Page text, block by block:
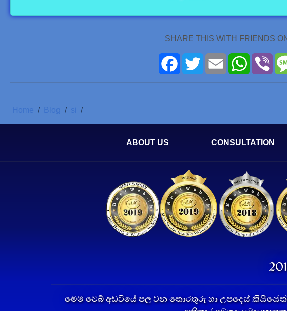
SHARE THIS WITH FRIENDS
FacebookTwitterEmail WhatsApp
Home Blog si
ABOUT US CONSULTATION
මෙම වෙබ් අඩවියේ පල වන තොරතුරු හා උපදෙස්